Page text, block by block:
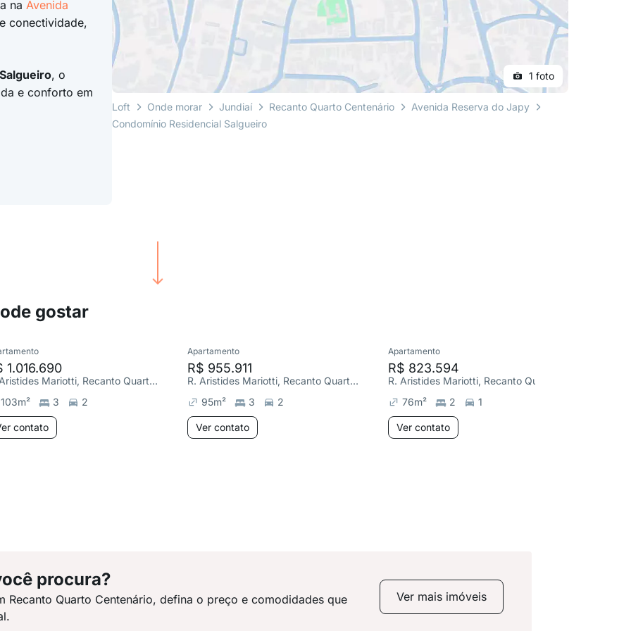
na Avenida
conectividade,
, o
e conforto em
1 foto
Loft Onde morar Jundiaí Recanto Quarto Centenário
Avenida Reserva do Japy
Condomínio Residencial Salgueiro
gostar
1.016.690
R. Aristides Mariotti, Recanto Quarto Centenário
103m² 3 2
contato
Apartamento
R$ 955.911
R. Aristides Mariotti, Recanto Quarto Centenário
95m² 3 2
Ver contato
Apartamento
R$ 823.594
76m² 2 1
Ver contato
procura?
Recanto Quarto Centenário, defina o preço e comodidades que
Ver mais imóveis